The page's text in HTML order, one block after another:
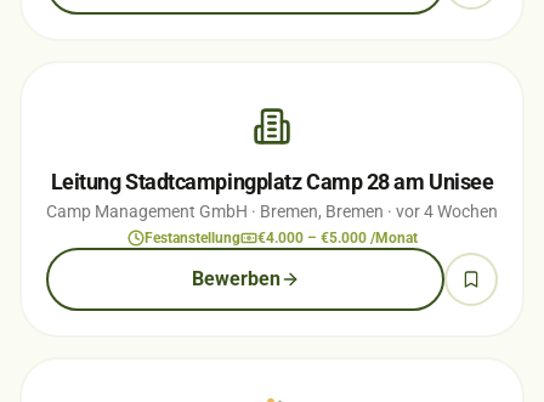
Leitung Stadtcampingplatz Camp 28 am Unisee
Camp Management GmbH · Bremen, Bremen · vor 4 Wochen
Festanstellung €4.000 – €5.000 /Monat
Bewerben